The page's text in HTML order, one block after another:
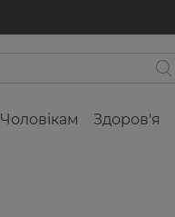
Чоловікам Здоров'я